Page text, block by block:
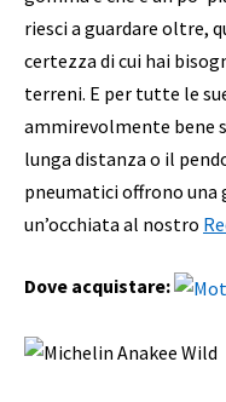
riesci a guardare oltre,
certezza di cui hai
terreni. E per tutte le
ammirevolmente bene
lunga distanza o il
pneumatici offrono una
un’occhiata al nostro
Dove acquistare: